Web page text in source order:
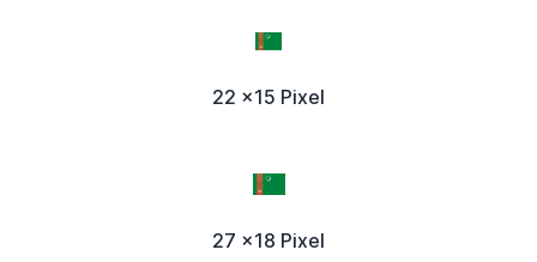
22 x15 Pixel
27 x18 Pixel